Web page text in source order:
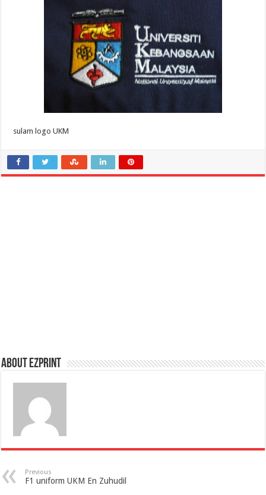
sulam logo UKM
About Ezprint
Previous
F1 uniform UKM En Zuhudil